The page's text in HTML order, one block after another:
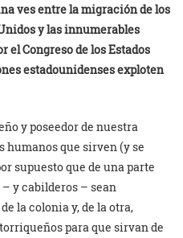
ves entre la migración de los
y las innumerables
el Congreso de los Estados
estadounidenses exploten
y poseedor de nuestra
humanos que sirven (y se
supuesto que de una parte
y cabilderos – sean
la colonia y, de la otra,
para que sirvan de